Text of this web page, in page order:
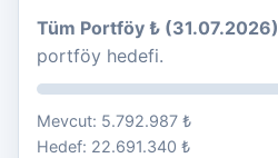
Tüm Portföy ₺ (31.07.2026)
portföy hedefi.
Mevcut: 5.792.987 ₺
Hedef: 22.691.340 ₺